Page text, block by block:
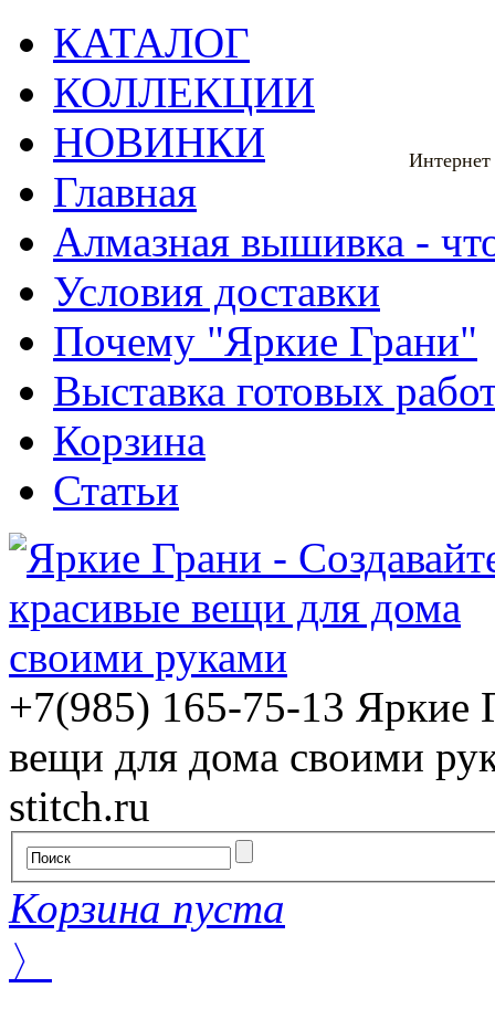
КАТАЛОГ
КОЛЛЕКЦИИ
НОВИНКИ
Главная
Алмазная вышивка -
Условия доставки
Почему "Яркие Грани"
Выставка готовых
Корзина
Статьи
+7(985) 165-75-13 Яркие
вещи для дома своими
stitch.ru
Корзина пуста
〉